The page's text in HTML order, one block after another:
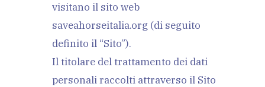
visitano il sito web
saveahorseitalia.org (di seguito
definito il “Sito”).
Il titolare del trattamento dei dati
personali raccolti attraverso il Sito